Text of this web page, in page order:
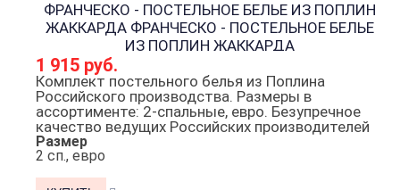
ФРАНЧЕСКО - ПОСТЕЛЬНОЕ БЕЛЬЕ ИЗ ПОПЛИН
ЖАККАРДА ФРАНЧЕСКО - ПОСТЕЛЬНОЕ БЕЛЬЕ
ИЗ ПОПЛИН ЖАККАРДА
1 915 руб.
Комплект постельного белья из Поплина
Российского производства. Размеры в
ассортименте: 2-спальные, евро. Безупречное
качество ведущих Российских производителей
Размер
2 сп., евро